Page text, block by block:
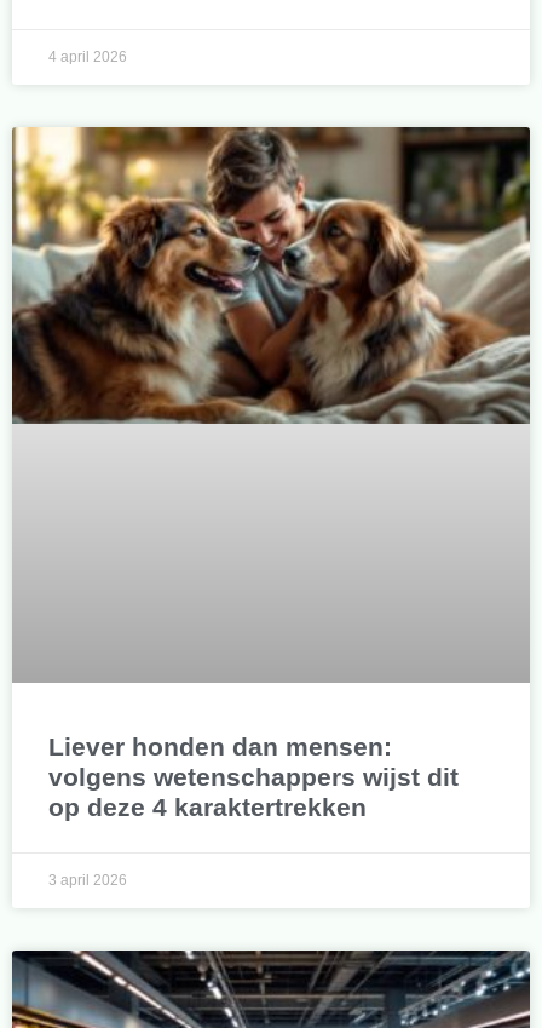
4 april 2026
Liever honden dan mensen:
volgens wetenschappers wijst dit
op deze 4 karaktertrekken
3 april 2026